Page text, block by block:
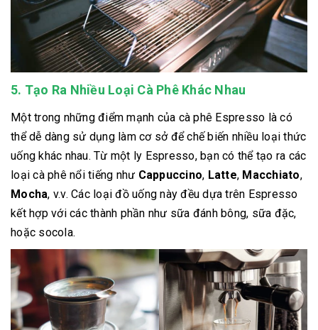
5. Tạo Ra Nhiều Loại Cà Phê Khác Nhau
Một trong những điểm mạnh của cà phê Espresso là có
thể dễ dàng sử dụng làm cơ sở để chế biến nhiều loại thức
uống khác nhau. Từ một ly Espresso, bạn có thể tạo ra các
loại cà phê nổi tiếng như Cappuccino, Latte, Macchiato,
Mocha, v.v. Các loại đồ uống này đều dựa trên Espresso
kết hợp với các thành phần như sữa đánh bông, sữa đặc,
hoặc socola.